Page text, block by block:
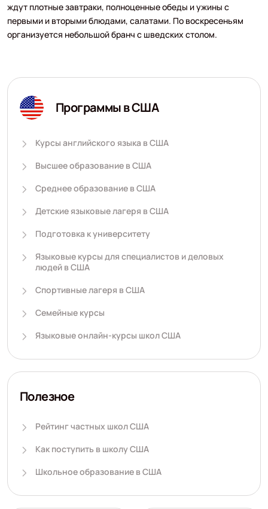
ждут плотные завтраки, полноценные обеды и ужины с
первыми и вторыми блюдами, салатами. По воскресеньям
организуется небольшой бранч с шведских столом.
Программы в США
Курсы английского языка в США
Высшее образование в США
Среднее образование в США
Детские языковые лагеря в США
Подготовка к университету
Языковые курсы для специалистов и деловых
людей в США
Спортивные лагеря в США
Семейные курсы
Языковые онлайн-курсы школ США
Полезное
Рейтинг частных школ США
Как поступить в школу США
Школьное образование в США